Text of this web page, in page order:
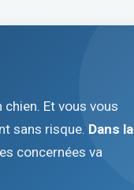
Et vous vous
sans risque. Dans la
concernées va